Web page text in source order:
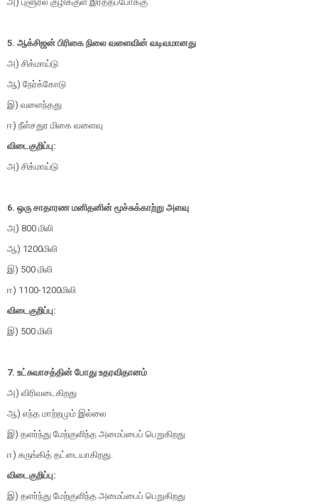
5. ஆக்சிஜன் பிரிகை நிலை வளைவின் வடிவமானது
அ) சிக்மாய்டு
ஆ) நேர்க்கோடு
இ) வளைந்தது
ஈ) நீள்சதுர மிகை வளைவு
விடைகுறிப்பு:
அ) சிக்மாய்டு
6. ஒரு சாதாரண மனிதனின் மூச்சுக்காற்று அளவு
அ) 800 மிலி
ஆ) 1200மிலி
இ) 500 மிலி
ஈ) 1100-1200மிலி
விடைகுறிப்பு:
இ) 500 மிலி
7. உட்சுவாசத்தின் போது உதரவிதானம்
அ) விரிவடைகிறது
ஆ) எந்த மாற்றமும் இல்லை
இ) தளர்ந்து மேற்குளிந்த அமைப்பைப் பெறுகிறது
ஈ) சுருங்கித் தட்டையாகிறது.
விடைகுறிப்பு:
இ) தளர்ந்து மேற்குளிந்த அமைப்பைப் பெறுகிறது